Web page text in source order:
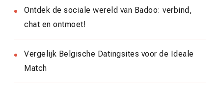
Ontdek de sociale wereld van Badoo: verbind,
chat en ontmoet!
Vergelijk Belgische Datingsites voor de Ideale
Match